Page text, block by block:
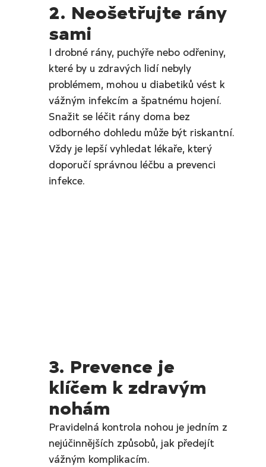
2. Neošetřujte rány
sami
I drobné rány, puchýře nebo odřeniny,
které by u zdravých lidí nebyly
problémem, mohou u diabetiků vést k
vážným infekcím a špatnému hojení.
Snažit se léčit rány doma bez
odborného dohledu může být riskantní.
Vždy je lepší vyhledat lékaře, který
doporučí správnou léčbu a prevenci
infekce.
3. Prevence je
klíčem k zdravým
nohám
Pravidelná kontrola nohou je jedním z
nejúčinnějších způsobů, jak předejít
vážným komplikacím.